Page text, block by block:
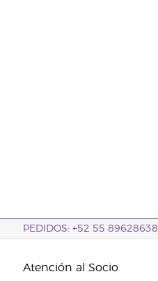
PEDIDOS: +52 55 89628638
Atención al Socio